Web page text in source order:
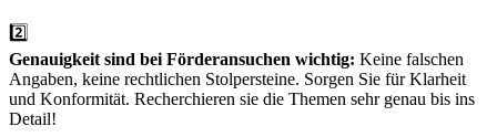
2️⃣
Genauigkeit sind bei Förderansuchen wichtig: Keine falschen
Angaben, keine rechtlichen Stolpersteine. Sorgen Sie für Klarheit
und Konformität. Recherchieren sie die Themen sehr genau bis ins
Detail!